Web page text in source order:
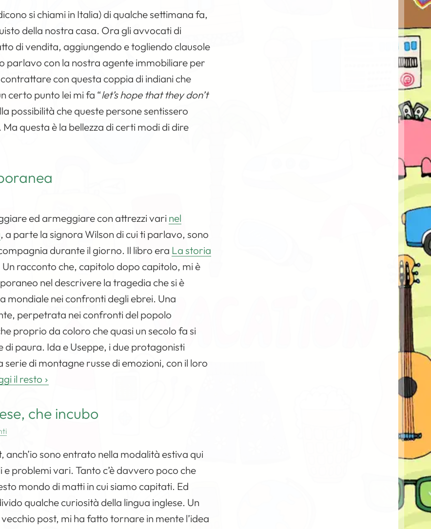
si chiami in Italia) di qualche settimana fa,
della nostra casa. Ora gli avvocati di
di vendita, aggiungendo e togliendo clausole
parlavo con la nostra agente immobiliare per
con questa coppia di indiani che
certo punto lei mi fa “let’s hope that they don’t
possibilità che queste persone sentissero
questa è la bellezza di certi modi di dire
ed armeggiare con attrezzi varinel
, a parte la signora Wilson di cui ti parlavo, sono
durante il giorno. Il libro era La storia
racconto che, capitolo dopo capitolo, mi è
nel descrivere la tragedia che si è
mondiale nei confronti degli ebrei. Una
perpetrata nei confronti del popolo
proprio da coloro che quasi un secolo fa si
di paura. Ida e Useppe, i due protagonisti
di montagne russe di emozioni, con il loro
il resto
che incubo
sono entrato nella modalità estiva qui
problemi vari. Tanto c’è davvero poco che
mondo di matti in cui siamo capitati. Ed
qualche curiosità della lingua inglese. Un
post, mi ha fatto tornare in mente l’idea